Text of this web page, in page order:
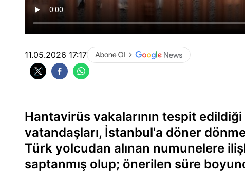
11.05.2026 17:17
Hantavirüs vakalarının tespit
vatandaşları, İstanbul'a döner
Türk yolcudan alınan numunelere
saptanmış olup; önerilen süre